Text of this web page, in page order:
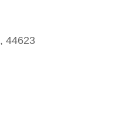
44623